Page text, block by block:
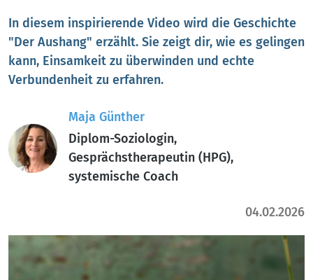
In diesem inspirierende Video wird die Geschichte
"Der Aushang" erzählt. Sie zeigt dir, wie es gelingen
kann, Einsamkeit zu überwinden und echte
Verbundenheit zu erfahren.
Maja Günther
Diplom-Soziologin,
Gesprächstherapeutin (HPG),
systemische Coach
04.02.2026